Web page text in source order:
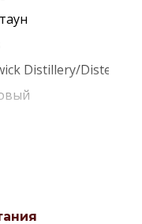
Distillery/Distel